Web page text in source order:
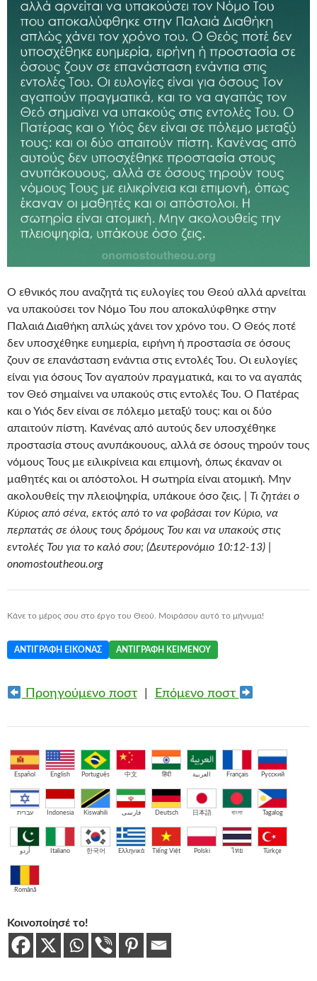
Ο εθνικός που αναζητά τις ευλογίες του Θεού αλλά αρνείται
να υπακούσει τον Νόμο Του που αποκαλύφθηκε στην
Παλαιά Διαθήκη απλώς χάνει τον χρόνο του. Ο Θεός ποτέ
δεν υποσχέθηκε ευημερία, ειρήνη ή προστασία σε όσους
ζουν σε επανάσταση ενάντια στις εντολές Του. Οι ευλογίες
είναι για όσους Τον αγαπούν πραγματικά, και το να αγαπάς
τον Θεό σημαίνει να υπακούς στις εντολές Του. Ο Πατέρας
και ο Υιός δεν είναι σε πόλεμο μεταξύ τους: και οι δύο
απαιτούν πίστη. Κανένας από αυτούς δεν υποσχέθηκε
προστασία στους ανυπάκουους, αλλά σε όσους τηρούν τους
νόμους Τους με ειλικρίνεια και επιμονή, όπως έκαναν οι
μαθητές και οι απόστολοι. Η σωτηρία είναι ατομική. Μην
ακολουθείς την πλειοψηφία, υπάκουε όσο ζεις. | Τι ζητάει ο
Κύριος από σένα, εκτός από το να φοβάσαι τον Κύριο, να
περπατάς σε όλους τους δρόμους Του και να υπακούς στις
εντολές Του για το καλό σου; (Δευτερονόμιο 10:12-13) |
onomostoutheou.org
Κάνε το μέρος σου στο έργο του Θεού. Μοιράσου αυτό το μήνυμα!
ΑΝΤΙΓΡΑΦΉ ΕΙΚΌΝΑΣ ΑΝΤΙΓΡΑΦΉ ΚΕΙΜΈΝΟΥ
Προηγούμενο ποστ| Επόμενο ποστ
Español English Português 中文 हिंदी العربية Français Русский
עברית Indonesia Kiswahili فارسی Deutsch 日本語 বাংলা Tagalog
اُردو Italiano 한국어 Ελληνικά Tiếng Việt Polski ไทย Türkçe
Română
Κοινοποίησέ το!